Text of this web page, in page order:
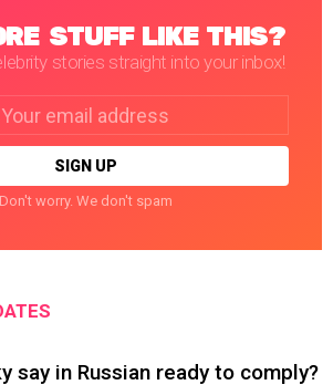
STUFF LIKE THIS?
stories straight into your inbox!
Don't worry. We don't spam
say in Russian ready to comply?